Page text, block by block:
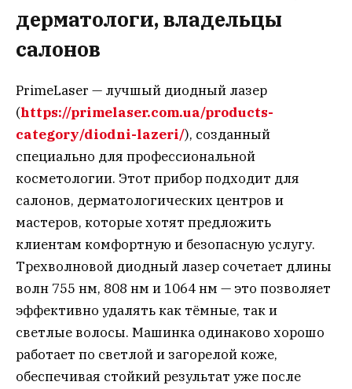
дерматологи, владельцы
салонов
PrimeLaser — лучшый диодный лазер
(https://primelaser.com.ua/products-
category/diodni-lazeri/), созданный
специально для профессиональной
косметологии. Этот прибор подходит для
салонов, дерматологических центров и
мастеров, которые хотят предложить
клиентам комфортную и безопасную услугу.
Трехволновой диодный лазер сочетает длины
волн 755 нм, 808 нм и 1064 нм — это позволяет
эффективно удалять как тёмные, так и
светлые волосы. Машинка одинаково хорошо
работает по светлой и загорелой коже,
обеспечивая стойкий результат уже после